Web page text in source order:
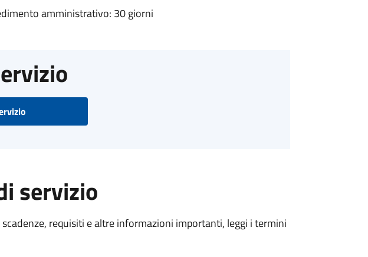
amministrativo: 30 giorni
servizio
requisiti e altre informazioni importanti, leggi i termini